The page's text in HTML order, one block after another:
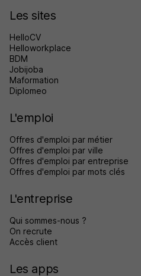
Les sites
HelloCV
Helloworkplace
BDM
Jobijoba
Maformation
Diplomeo
L'emploi
Offres d'emploi par métier
Offres d'emploi par ville
Offres d'emploi par entreprise
Offres d'emploi par mots clés
L'entreprise
Qui sommes-nous ?
On recrute
Accès client
Les apps